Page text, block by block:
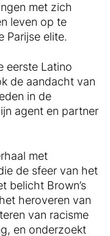
met zich
​​leven op te
Parijse elite.
eerste Latino
de aandacht van
in de
agent en partner
met
de sfeer van het
belicht Brown’s
heroveren van
van racisme
en onderzoekt